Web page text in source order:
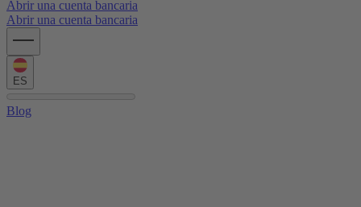
Abrir una cuenta bancaria
Abrir una cuenta bancaria
ES
Blog